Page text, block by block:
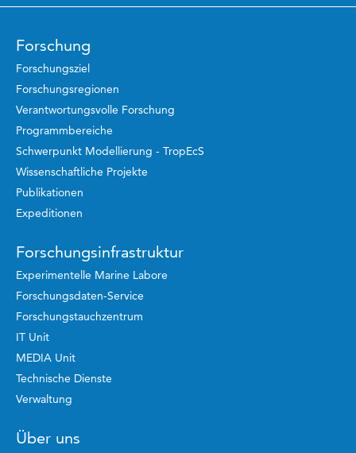
Forschung
Forschungsziel
Forschungsregionen
Verantwortungsvolle Forschung
Programmbereiche
Schwerpunkt Modellierung - TropEcS
Wissenschaftliche Projekte
Publikationen
Expeditionen
Forschungsinfrastruktur
Experimentelle Marine Labore
Forschungsdaten-Service
Forschungstauchzentrum
IT Unit
MEDIA Unit
Technische Dienste
Verwaltung
Über uns